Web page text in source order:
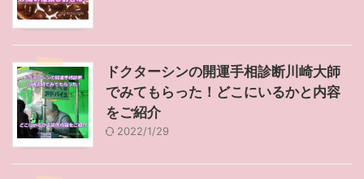
ドクターシンの開運手相診断川崎大師
でみてもらった！どこにいるかと内容
をご紹介
2022/1/29